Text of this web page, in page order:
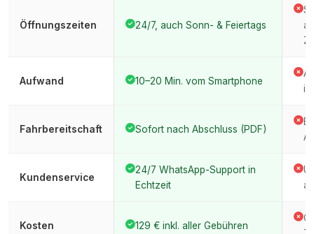
Öffnungszeiten 24/7, auch Sonn- & Feiertags
Aufwand 10–20 Min. vom Smartphone
Fahrbereitschaft Sofort nach Abschluss (PDF)
Kundenservice
24/7 WhatsApp-Support in
Echtzeit
Kosten 129 € inkl. aller Gebühren